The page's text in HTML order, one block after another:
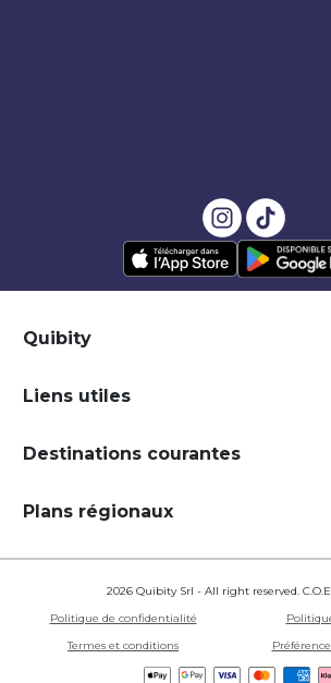
Quibity
Liens utiles
Destinations courantes
Plans régionaux
2026 Quibity Srl - All right reserved.
Politique de confidentialité
Termes et conditions